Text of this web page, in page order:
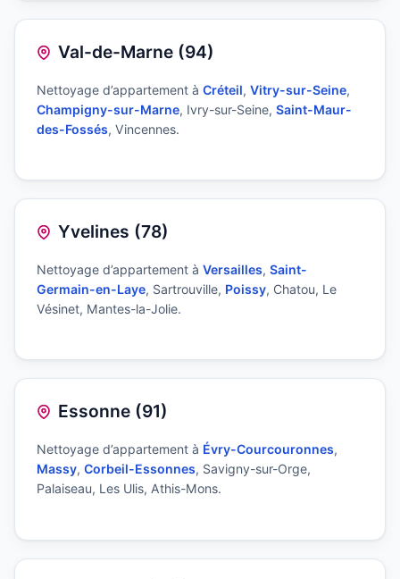
Val-de-Marne (94)
Nettoyage d’appartement à Créteil, Vitry-sur-Seine,
Champigny-sur-Marne, Ivry-sur-Seine, Saint-Maur-
des-Fossés, Vincennes.
Yvelines (78)
Nettoyage d’appartement à Versailles, Saint-
Germain-en-Laye, Sartrouville, Poissy, Chatou, Le
Vésinet, Mantes-la-Jolie.
Essonne (91)
Nettoyage d’appartement à Évry-Courcouronnes,
Massy, Corbeil-Essonnes, Savigny-sur-Orge,
Palaiseau, Les Ulis, Athis-Mons.